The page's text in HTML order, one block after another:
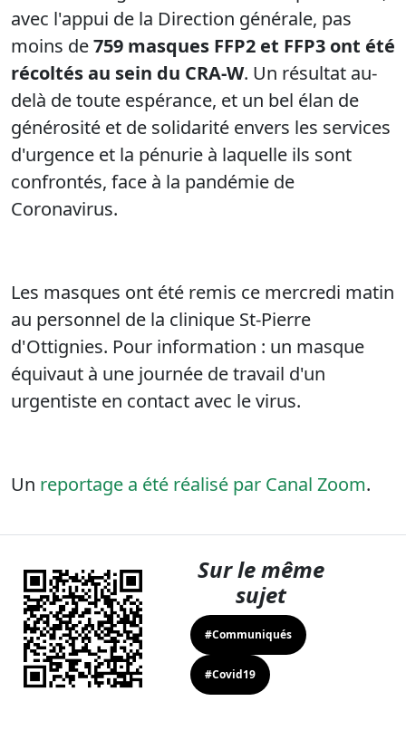
avec l'appui de la Direction générale, pas
moins de759 masques FFP2 et FFP3 ont été
récoltés au sein du CRA-W. Un résultat au-
delà de toute espérance, et un bel élan de
générosité et de solidarité envers les services
d'urgence et la pénurie à laquelle ils sont
confrontés, face à la pandémie de
Coronavirus.
Les masques ont été remis ce mercredi matin
au personnel de la clinique St-Pierre
d'Ottignies. Pour information : un masque
équivaut à une journée de travail d'un
urgentiste en contact avec le virus.
Un reportage a été réalisé par Canal Zoom.
Sur le même
sujet
#Communiqués
#Covid19